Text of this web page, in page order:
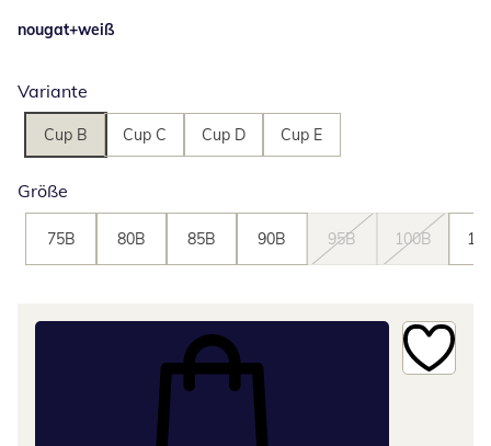
nougat+weiß
Variante
Cup B Cup C Cup D Cup E
Größe
75B 80B 85B 90B 95B 100B